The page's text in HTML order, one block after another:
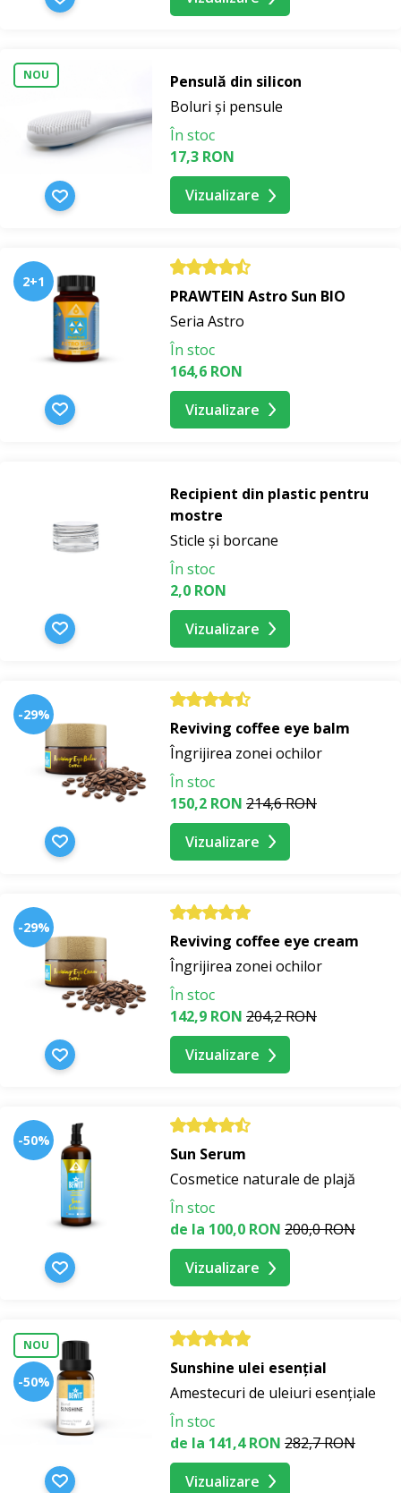
NOU
Pensulă din silicon
Boluri și pensule
În stoc
17,3 RON
Vizualizare
2+1
PRAWTEIN Astro Sun BIO
Seria Astro
În stoc
164,6 RON
Vizualizare
Recipient din plastic pentru
mostre
Sticle și borcane
În stoc
2,0 RON
Vizualizare
-29%
Reviving coffee eye balm
Îngrijirea zonei ochilor
În stoc
150,2 RON 214,6 RON
Vizualizare
-29%
Reviving coffee eye cream
Îngrijirea zonei ochilor
În stoc
142,9 RON 204,2 RON
Vizualizare
-50%
Sun Serum
Cosmetice naturale de plajă
În stoc
de la 100,0 RON 200,0 RON
Vizualizare
NOU
-50%
Sunshine ulei esențial
Amestecuri de uleiuri esențiale
În stoc
de la 141,4 RON 282,7 RON
Vizualizare